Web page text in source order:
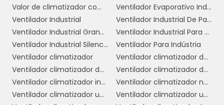
COMO ESCOLHER O
CLIMATIZADOR DE TETO
IDEAL PARA SUA EMPRESA
Escolher o climatizador de teto ideal para sua
empresa pode parecer uma tarefa
desafiadora, mas com as informações
corretas, você poderá tomar uma decisão
Valor de climatizador com névoa
Ventilador Evaporativo Industrial
Ventilador Industrial
Ventilador Industrial De Parede
Ventilador Industrial Grande
Ventilador Industrial Para Galpão
Ventilador Industrial Silencioso
Ventilador Para Indústria
Ventilador climatizador
Ventilador climatizador de ar
Ventilador climatizador de coluna
Ventilador climatizador de parede
Ventilador climatizador industrial
Ventilador climatizador nebulizador aspersor de água
Ventilador climatizador umidificador
Ventilador climatizador umidificador industrial